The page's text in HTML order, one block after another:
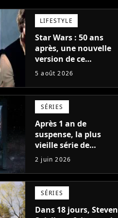
LIFESTYLE
Star Wars : 50 ans
après, une nouvelle
version de ce
classique de la
sortir, mais on ne la
verra jamais en
France
5 août 2026
SÉRIES
Après 1 an de
suspense, la plus
vieille série de
science-fiction de la
télé tease une grande
annonce qui va tout
changer
2 juin 2026
SÉRIES
Dans 18 jours, Steven